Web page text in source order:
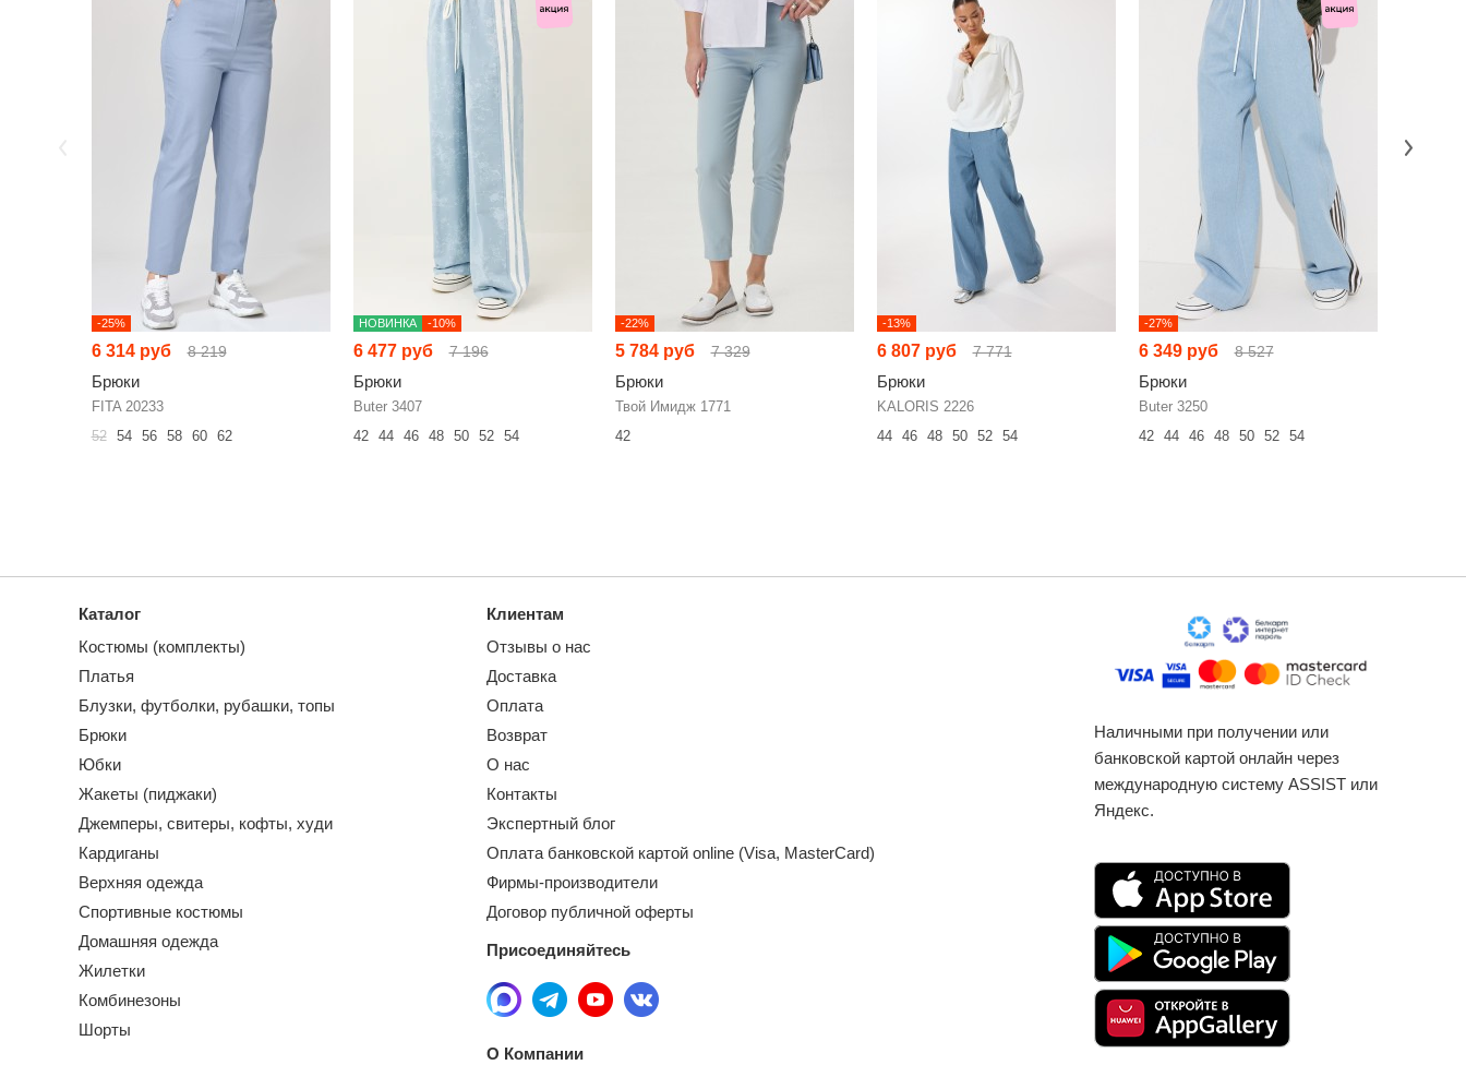
-25%
6 314 руб 8 219
Брюки
FITA 20233
52
54 56 58 60 62
НОВИНКА -10%
6 477 руб 7 196
Брюки
Buter 3407
42
44 46 48 50 52 54
-22%
5 784 руб 7 329
Брюки
Твой Имидж 1771
42
-13%
6 807 руб 7 771
Брюки
KALORIS 2226
44
46 48 50 52 54
-27%
6 349 руб 8 527
Брюки
Buter 3250
42
44 46 48 50 52 54
Каталог
Костюмы (комплекты)
Платья
Блузки, футболки, рубашки, топы
Брюки
Юбки
Жакеты (пиджаки)
Джемперы, свитеры, кофты, худи
Кардиганы
Верхняя одежда
Спортивные костюмы
Домашняя одежда
Жилетки
Комбинезоны
Шорты
Клиентам
Отзывы о нас
Доставка
Оплата
Возврат
О нас
Контакты
Экспертный блог
Оплата банковской картой online (Visa, MasterCard)
Фирмы-производители
Договор публичной оферты
Присоединяйтесь
О Компании
Наличными при получении или
банковской картой онлайн через
международную систему ASSIST или
Яндекс.